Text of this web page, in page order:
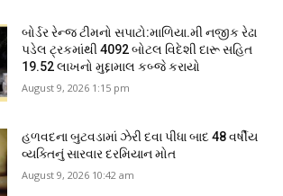
બોર્ડર રેન્જ ટીમનો સપાટો:માળિયા.મી નજીક રેઢા
પડેલ ટ્રકમાંથી 4092 બોટલ વિદેશી દારૂ સહિત
19.52 લાખનો મુદ્દામાલ કબ્જે કરાયો
August 9, 2026 1:15 pm
હળવદના બુટવડામાં ઝેરી દવા પીધા બાદ 48 વર્ષીય
વ્યક્તિનું સારવાર દરમિયાન મોત
August 9, 2026 10:42 am